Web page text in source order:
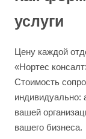
услуги
Цену каждой
«Нортес
Стоимость
индивидуально:
вашей
вашего бизнеса.